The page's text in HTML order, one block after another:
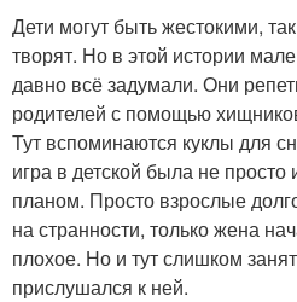
Дети могут быть жестокими,
творят. Но в этой истории
давно всё задумали. Они
родителей с помощью
Тут вспоминаются куклы для
игра в детской была не
планом. Просто взрослые
на странности, только жена
плохое. Но и тут слишком
прислушался к ней.